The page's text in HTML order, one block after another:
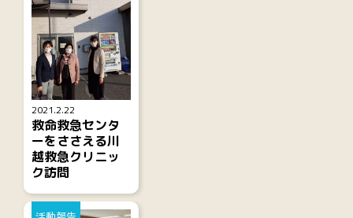
2021.2.22
救命救急センタ
ーをささえる川
越救急クリニッ
ク訪問